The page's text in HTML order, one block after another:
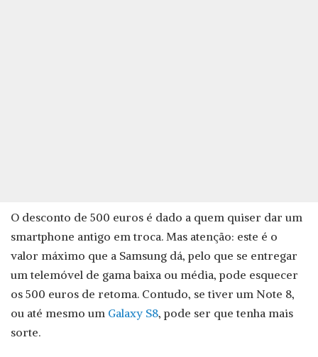
O desconto de 500 euros é dado a quem quiser dar um
smartphone antigo em troca. Mas atenção: este é o
valor máximo que a Samsung dá, pelo que se entregar
um telemóvel de gama baixa ou média, pode esquecer
os 500 euros de retoma. Contudo, se tiver um Note 8,
ou até mesmo um Galaxy S8, pode ser que tenha mais
sorte.